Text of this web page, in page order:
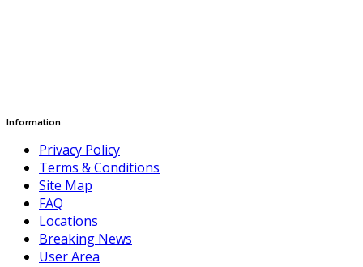
Information
Privacy Policy
Terms & Conditions
Site Map
FAQ
Locations
Breaking News
User Area